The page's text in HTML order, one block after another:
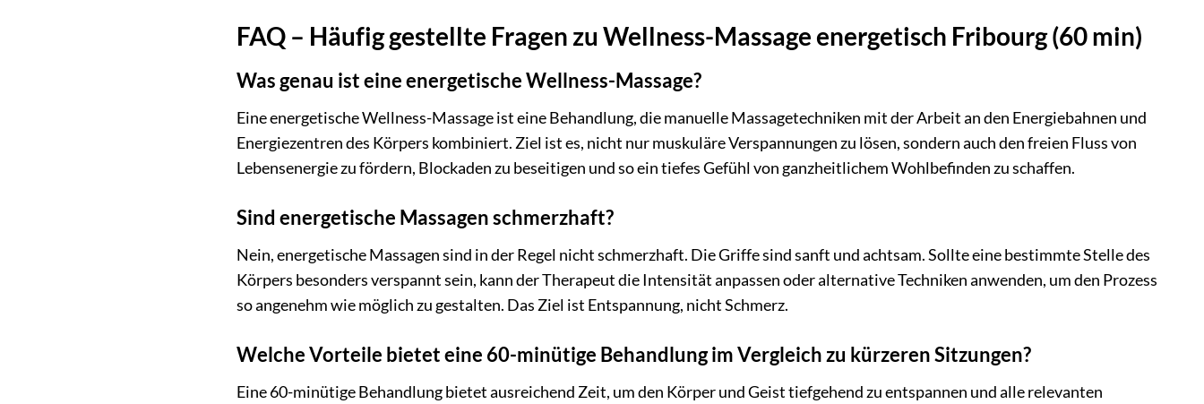
FAQ – Häufig gestellte Fragen zu Wellness-Massage energetisch Fribourg (60 min)
Was genau ist eine energetische Wellness-Massage?
Eine energetische Wellness-Massage ist eine Behandlung, die manuelle Massagetechniken mit der Arbeit an den Energiebahnen und
Energiezentren des Körpers kombiniert. Ziel ist es, nicht nur muskuläre Verspannungen zu lösen, sondern auch den freien Fluss von
Lebensenergie zu fördern, Blockaden zu beseitigen und so ein tiefes Gefühl von ganzheitlichem Wohlbefinden zu schaffen.
Sind energetische Massagen schmerzhaft?
Nein, energetische Massagen sind in der Regel nicht schmerzhaft. Die Griffe sind sanft und achtsam. Sollte eine bestimmte Stelle des
Körpers besonders verspannt sein, kann der Therapeut die Intensität anpassen oder alternative Techniken anwenden, um den Prozess
so angenehm wie möglich zu gestalten. Das Ziel ist Entspannung, nicht Schmerz.
Welche Vorteile bietet eine 60-minütige Behandlung im Vergleich zu kürzeren Sitzungen?
Eine 60-minütige Behandlung bietet ausreichend Zeit, um den Körper und Geist tiefgehend zu entspannen und alle relevanten